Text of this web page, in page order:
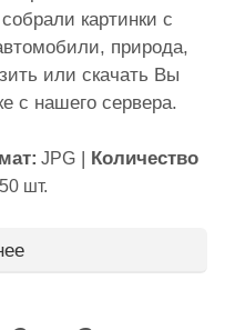
картинки с
природа,
или скачать Вы
с нашего сервера.
JPG | Количество
50 шт.